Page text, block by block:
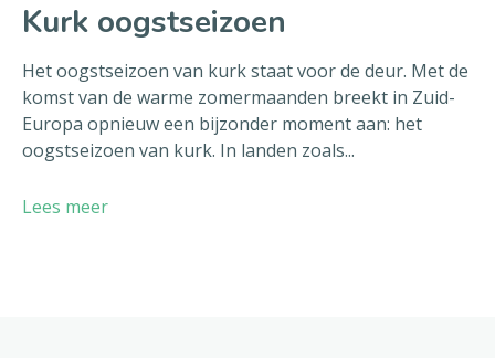
Kurk oogstseizoen
Het oogstseizoen van kurk staat voor de deur. Met de
komst van de warme zomermaanden breekt in Zuid-
Europa opnieuw een bijzonder moment aan: het
oogstseizoen van kurk. In landen zoals...
Lees meer